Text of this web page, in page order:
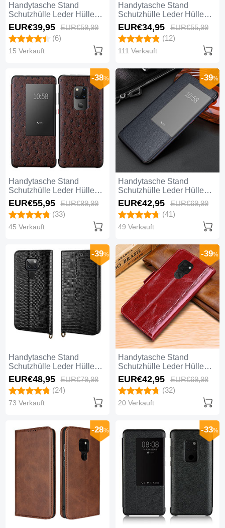
Handytasche Stand
Schutzhülle Leder Hülle
T10 für Huawei Mate 20
Schwarz
EUR€39,95 EUR€59,99
(6)
15 Verkauft
Handytasche Stand
Schutzhülle Leder Hülle
T01 für Huawei Mate 20
Schwarz
EUR€34,95 EUR€55,99
(12)
111 Verkauft
Handytasche Stand
Schutzhülle Leder Hülle
L09 für Huawei Mate 20
Braun
-38%
EUR€55,95 EUR€89,99
(33)
45 Verkauft
Handytasche Stand
Schutzhülle Leder Hülle
L08 für Huawei Mate 20
Blau
-39%
EUR€42,95 EUR€69,99
(41)
49 Verkauft
Handytasche Stand
Schutzhülle Leder Hülle
L11 für Huawei Mate 20
Schwarz
-39%
EUR€48,95 EUR€79,98
(24)
73 Verkauft
Handytasche Stand
Schutzhülle Leder Hülle
L10 für Huawei Mate 20
Rot
-39%
EUR€42,95 EUR€69,98
(32)
20 Verkauft
-28% -33%